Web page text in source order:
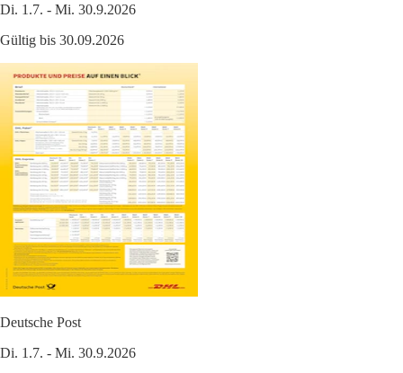
Di. 1.7. - Mi. 30.9.2026
Gültig bis 30.09.2026
Deutsche Post
Di. 1.7. - Mi. 30.9.2026